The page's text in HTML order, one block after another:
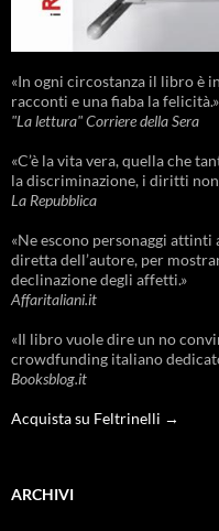
«In ogni circostanza il libro è
racconti e una fiaba la felicità.»
"La lettura" Corriere della Sera
«C’è la vita vera, quella che
la discriminazione, i diritti
La Repubblica
«Ne escono personaggi attinti
diretta dell’autore, per
declinazione degli affetti.»
Affaritaliani.it
«Il libro vuole dire un no
crowdfunding italiano
Booksblog.it
Acquista su Feltrinelli →
ARCHIVI